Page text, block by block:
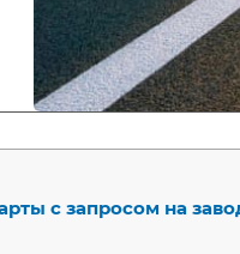
с запросом на